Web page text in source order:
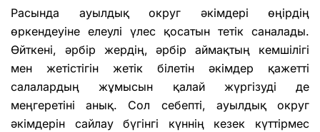
Расында ауылдық округ әкімдері өңірдің
өркендеуіне елеулі үлес қо­сатын тетік саналады.
Өйткені, әрбір жердің, әрбір аймақтың кемшілігі
мен жетістігін жетік білетін әкімдер қажетті
салалардың жұмысын қа­лай жүргізуді де
меңгеретіні анық. Сол себепті, ауылдық округ
әкімде­рін сайлау бүгінгі күннің кезек күттірмес